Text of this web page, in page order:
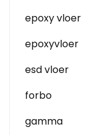
epoxy vloer
epoxyvloer
esd vloer
forbo
gamma